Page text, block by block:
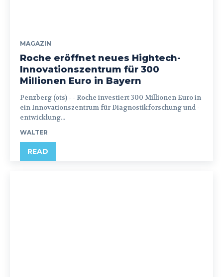
MAGAZIN
Roche eröffnet neues Hightech-
Innovationszentrum für 300
Millionen Euro in Bayern
Penzberg (ots) - - Roche investiert 300 Millionen Euro in
ein Innovationszentrum für Diagnostikforschung und -
entwicklung...
WALTER
READ